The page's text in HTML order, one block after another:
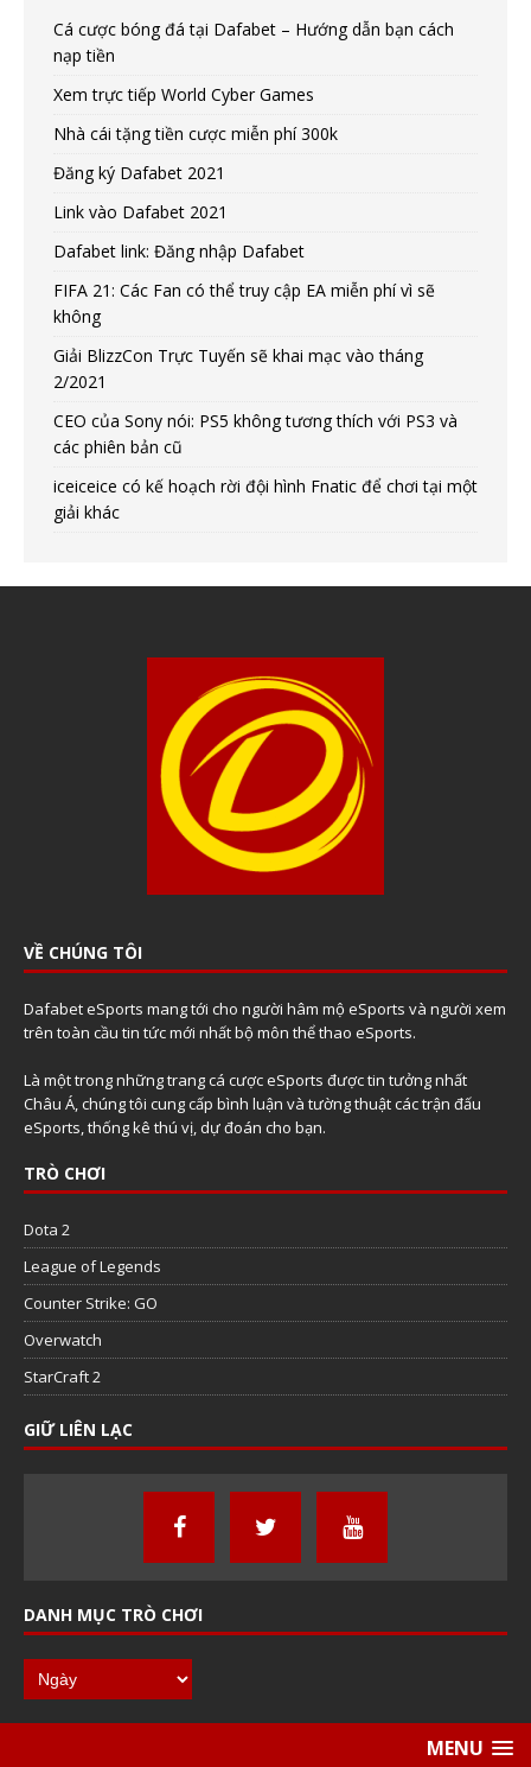
Cá cược bóng đá tại Dafabet – Hướng dẫn bạn cách
nạp tiền
Xem trực tiếp World Cyber Games
Nhà cái tặng tiền cược miễn phí 300k
Đăng ký Dafabet 2021
Link vào Dafabet 2021
Dafabet link: Đăng nhập Dafabet
FIFA 21: Các Fan có thể truy cập EA miễn phí vì sẽ
không
Giải BlizzCon Trực Tuyến sẽ khai mạc vào tháng
2/2021
CEO của Sony nói: PS5 không tương thích với PS3 và
các phiên bản cũ
iceiceice có kế hoạch rời đội hình Fnatic để chơi tại một
giải khác
VỀ CHÚNG TÔI
Dafabet eSports mang tới cho người hâm mộ eSports và người xem
trên toàn cầu tin tức mới nhất bộ môn thể thao eSports.
Là một trong những trang cá cược eSports được tin tưởng nhất
Châu Á, chúng tôi cung cấp bình luận và tường thuật các trận đấu
eSports, thống kê thú vị, dự đoán cho bạn.
TRÒ CHƠI
Dota 2
League of Legends
Counter Strike: GO
Overwatch
StarCraft 2
GIỮ LIÊN LẠC
DANH MỤC TRÒ CHƠI
MENU